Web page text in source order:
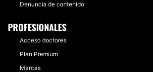
Denuncia de contenido
PROFESIONALES
Acceso doctores
Plan Premium
Marcas